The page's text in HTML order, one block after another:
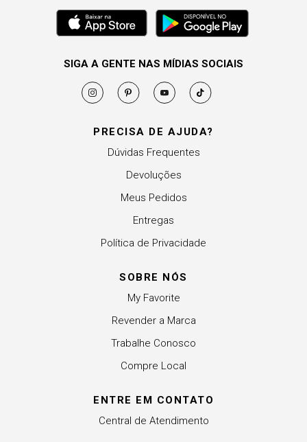
PRECISA DE AJUDA?
Dúvidas Frequentes
Devoluções
Meus Pedidos
Entregas
Política de Privacidade
SOBRE NÓS
My Favorite
Revender a Marca
Trabalhe Conosco
Compre Local
ENTRE EM CONTATO
Central de Atendimento
SIGA A GENTE NAS MÍDIAS SOCIAIS